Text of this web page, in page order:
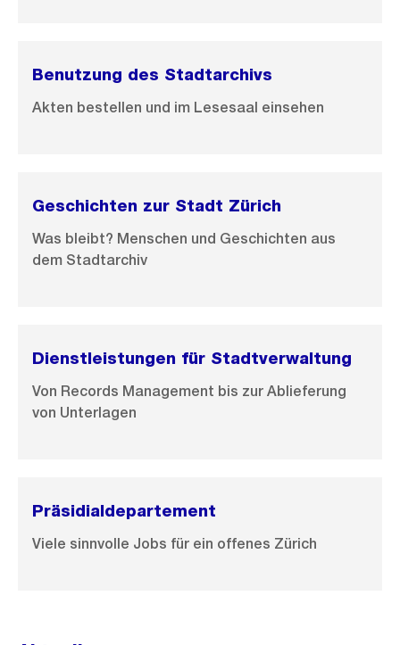
Benutzung des Stadtarchivs
Akten bestellen und im Lesesaal einsehen
Geschichten zur Stadt Zürich
Was bleibt? Menschen und Geschichten aus
dem Stadtarchiv
Dienstleistungen für Stadtverwaltung
Von Records Management bis zur Ablieferung
von Unterlagen
Präsidialdepartement
Viele sinnvolle Jobs für ein offenes Zürich